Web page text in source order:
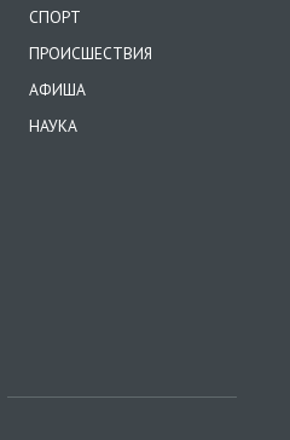
СПОРТ
ПРОИСШЕСТВИЯ
АФИША
НАУКА